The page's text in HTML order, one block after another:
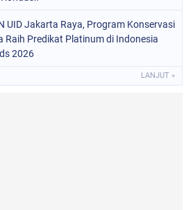
UID Jakarta Raya, Program Konservasi
Raih Predikat Platinum di Indonesia
2026
LANJUT »